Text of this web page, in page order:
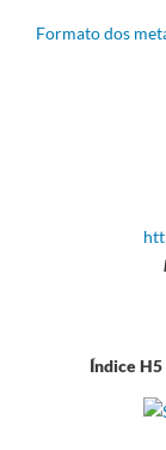
Formato dos
Índice